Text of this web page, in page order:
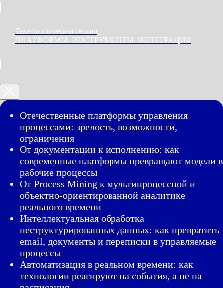
Технологическая сессия
ПЛАТФОРМЫ. ИНСТРУМЕНТЫ. ИНТЕГРАЦИЯ
Отечественные платформы управления
процессами: зрелость, возможности,
ограничения
От документации к исполнению: как
современные платформы превращают модели в
рабочие процессы
От Process Mining к мультипроцессной и
объектно-ориентированной аналитике
реального времени
Интеллектуальная обработка
неструктурированных данных: как превратить
email, документы и переписки в управляемые
процессы
Автоматизация в реальном времени: как
технологии реагируют на события, а не на